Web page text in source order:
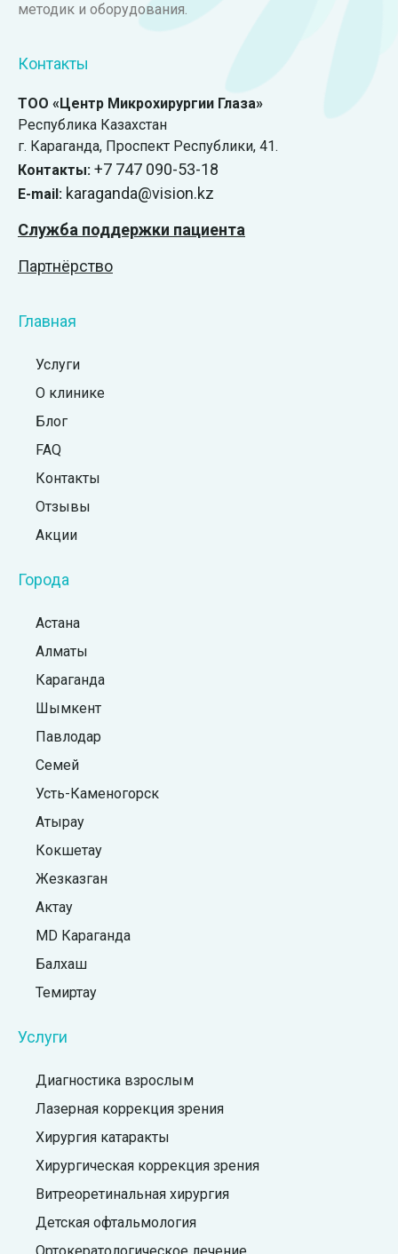
методик и оборудования.
Контакты
ТОО «Центр Микрохирургии Глаза»
Республика Казахстан
г. Караганда, ​Проспект Республики, 41.
Контакты: +7 747 090-53-18
E-mail: karaganda@vision.kz
Служба поддержки пациента
Партнёрство
Главная
Услуги
О клинике
Блог
FAQ
Контакты
Отзывы
Акции
Города
Астана
Алматы
Караганда
Шымкент
Павлодар
Семей
Усть-Каменогорск
Атырау
Кокшетау
Жезказган
Актау
MD Караганда
Балхаш
Темиртау
Услуги
Диагностика взрослым
Лазерная коррекция зрения
Хирургия катаракты
Хирургическая коррекция зрения
Витреоретинальная хирургия
Детская офтальмология